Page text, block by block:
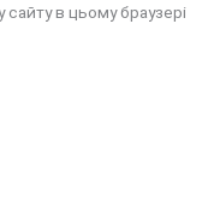
в цьому браузері